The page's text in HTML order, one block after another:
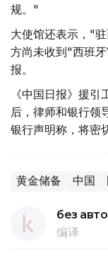
规。"
大使馆还表示，"
方尚未收到"西班
报。
《中国日报》援
后，律师和银行领
银行声明称，将密
黄金储备 中国
без
编译